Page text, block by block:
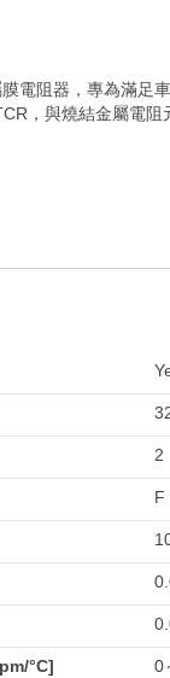
電阻器，專為滿足
，與燒結金屬電
2
F
°C] 0